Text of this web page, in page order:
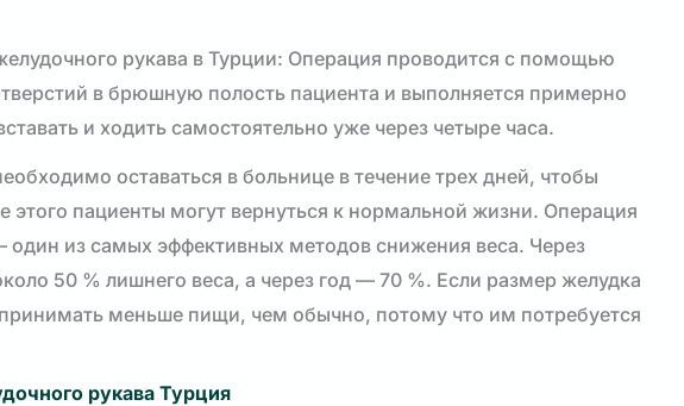
рукава в Турции: Операция проводится с помощью
в брюшную полость пациента и выполняется примерно
и ходить самостоятельно уже через четыре часа.
оставаться в больнице в течение трех дней, чтобы
пациенты могут вернуться к нормальной жизни. Операция
из самых эффективных методов снижения веса. Через
50 % лишнего веса, а через год — 70 %. Если размер желудка
меньше пищи, чем обычно, потому что им потребуется
рукава Турция